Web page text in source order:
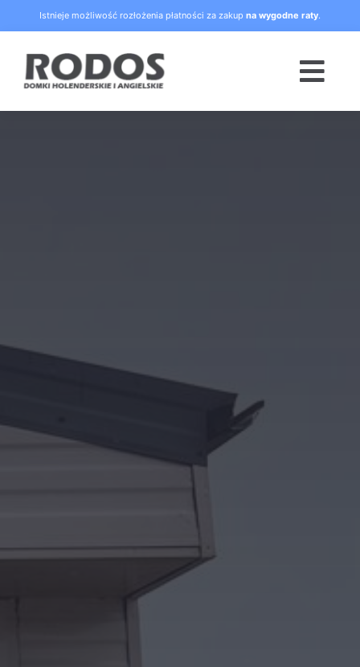
to
content
Istnieje możliwość rozłożenia płatności za zakup na wygodne raty.